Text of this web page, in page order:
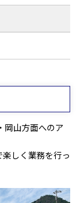
岡山方面へのア
しく業務を行っ